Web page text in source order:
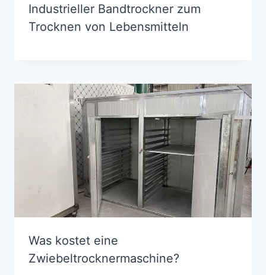
Industrieller Bandtrockner zum
Trocknen von Lebensmitteln
Was kostet eine
Zwiebeltrocknermaschine?